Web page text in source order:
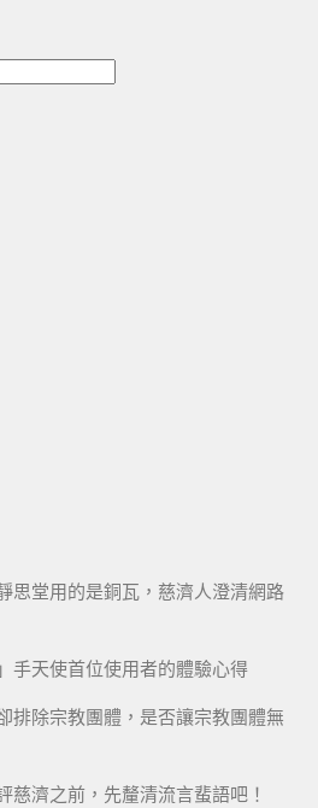
思堂用的是銅瓦，慈濟人澄清網路
手天使首位使用者的體驗心得
排除宗教團體，是否讓宗教團體無
慈濟之前，先釐清流言蜚語吧！